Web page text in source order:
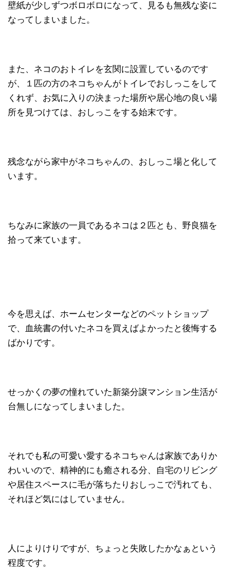
壁紙が少しずつボロボロになって、見るも無残な姿に
なってしまいました。
また、ネコのおトイレを玄関に設置しているのです
が、１匹の方のネコちゃんがトイレでおしっこをして
くれず、お気に入りの決まった場所や居心地の良い場
所を見つけては、おしっこをする始末です。
残念ながら家中がネコちゃんの、おしっこ場と化して
います。
ちなみに家族の一員であるネコは２匹とも、野良猫を
拾って来ています。
今を思えば、ホームセンターなどのペットショップ
で、血統書の付いたネコを買えばよかったと後悔する
ばかりです。
せっかくの夢の憧れていた新築分譲マンション生活が
台無しになってしまいました。
それでも私の可愛い愛するネコちゃんは家族でありか
わいいので、精神的にも癒される分、自宅のリビング
や居住スペースに毛が落ちたりおしっこで汚れても、
それほど気にはしていません。
人によりけりですが、ちょっと失敗したかなぁという
程度です。